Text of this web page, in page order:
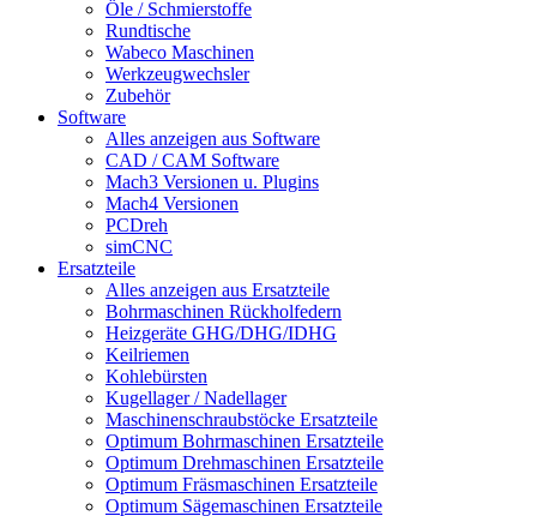
Öle / Schmierstoffe
Rundtische
Wabeco Maschinen
Werkzeugwechsler
Zubehör
Software
Alles anzeigen aus Software
CAD / CAM Software
Mach3 Versionen u. Plugins
Mach4 Versionen
PCDreh
simCNC
Ersatzteile
Alles anzeigen aus Ersatzteile
Bohrmaschinen Rückholfedern
Heizgeräte GHG/DHG/IDHG
Keilriemen
Kohlebürsten
Kugellager / Nadellager
Maschinenschraubstöcke Ersatzteile
Optimum Bohrmaschinen Ersatzteile
Optimum Drehmaschinen Ersatzteile
Optimum Fräsmaschinen Ersatzteile
Optimum Sägemaschinen Ersatzteile